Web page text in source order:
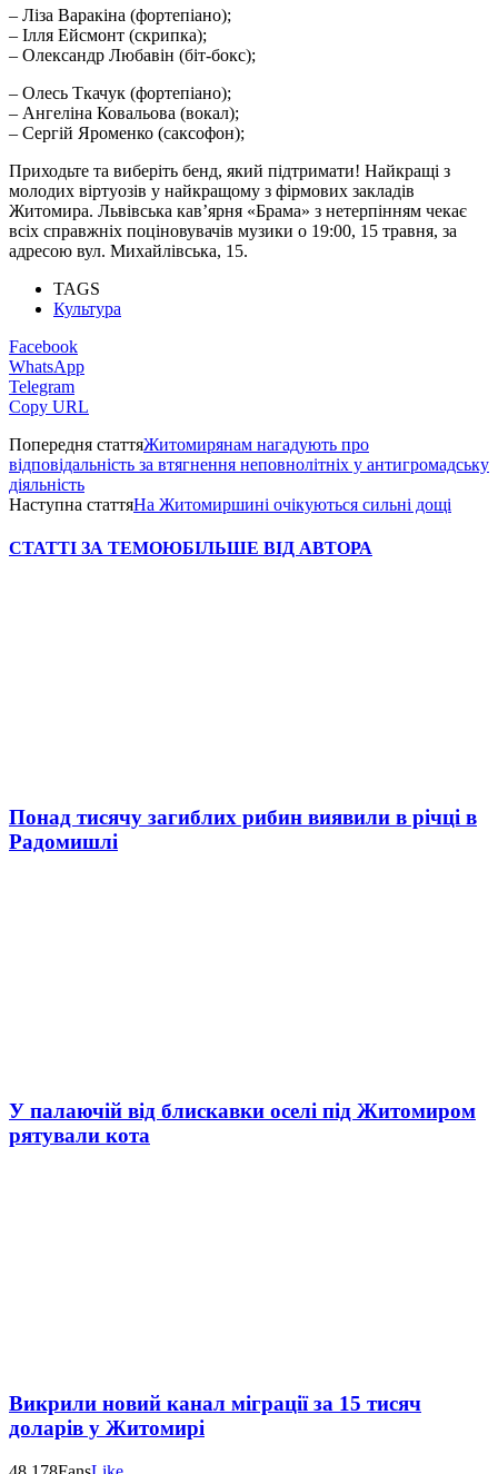
– Ліза Варакіна (фортепіано);
– Ілля Ейсмонт (скрипка);
– Олександр Любавін (біт-бокс);
– Олесь Ткачук (фортепіано);
– Ангеліна Ковальова (вокал);
– Сергій Яроменко (саксофон);
Приходьте та виберіть бенд, який підтримати! Найкращі з
молодих віртуозів у найкращому з фірмових закладів
Житомира. Львівська кав’ярня «Брама» з нетерпінням чекає
всіх справжніх поціновувачів музики о 19:00, 15 травня, за
адресою вул. Михайлівська, 15.
TAGS
Культура
Facebook
WhatsApp
Telegram
Copy URL
Попередня статтяЖитомирянам нагадують про
відповідальність за втягнення неповнолітніх у антигромадську
діяльність
Наступна статтяНа Житомиршині очікуються сильні дощі
СТАТТІ ЗА ТЕМОЮБІЛЬШЕ ВІД АВТОРА
Понад тисячу загиблих рибин виявили в річці в
Радомишлі
У палаючій від блискавки оселі під Житомиром
рятували кота
Викрили новий канал міграції за 15 тисяч
доларів у Житомирі